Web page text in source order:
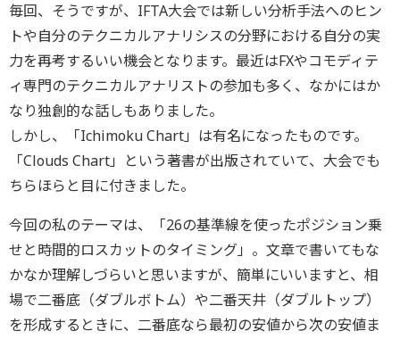
毎回、そうですが、IFTA大会では新しい分析手法へのヒン
トや自分のテクニカルアナリシスの分野における自分の実
力を再考するいい機会となります。最近はFXやコモディテ
ィ専門のテクニカルアナリストの参加も多く、なかにはか
なり独創的な話しもありました。
しかし、「Ichimoku Chart」は有名になったものです。
「Clouds Chart」という著書が出版されていて、大会でも
ちらほらと目に付きました。
今回の私のテーマは、「26の基準線を使ったポジション乗
せと時間的ロスカットのタイミング」。文章で書いてもな
かなか理解しづらいと思いますが、簡単にいいますと、相
場で二番底（ダブルボトム）や二番天井（ダブルトップ）
を形成するときに、二番底なら最初の安値から次の安値ま